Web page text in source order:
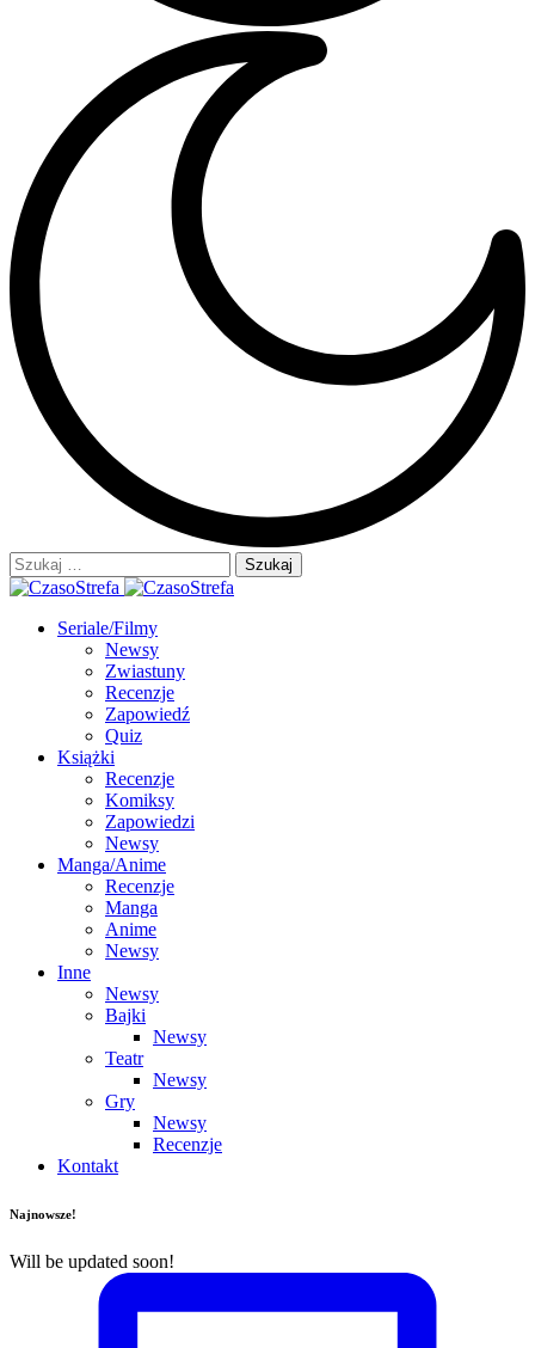
Szukaj:
Seriale/Filmy
Newsy
Zwiastuny
Recenzje
Zapowiedź
Quiz
Książki
Recenzje
Komiksy
Zapowiedzi
Newsy
Manga/Anime
Recenzje
Manga
Anime
Newsy
Inne
Newsy
Bajki
Newsy
Teatr
Newsy
Gry
Newsy
Recenzje
Kontakt
Najnowsze!
Will be updated soon!